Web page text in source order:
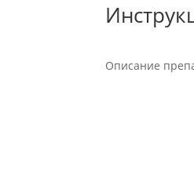
Описание